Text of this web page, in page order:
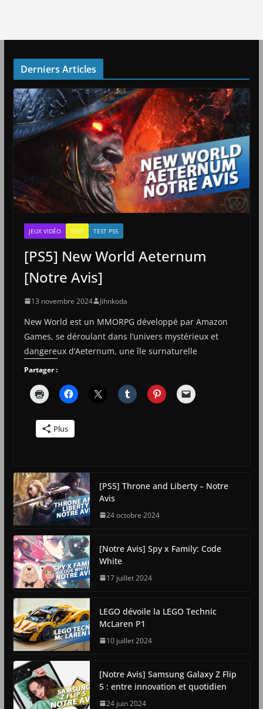
Derniers Articles
JEUX VIDÉO TEST TEST PS5
[PS5] New World Aeternum
[Notre Avis]
13 novembre 2024 Jihnkoda
New World est un MMORPG développé par Amazon
Games, se déroulant dans l’univers mystérieux et
dangereux d’Aeternum, une île surnaturelle
Partager :
Plus
[PS5] Throne and Liberty – Notre
Avis
24 octobre 2024
[Notre Avis] Spy x Family: Code
White
17 juillet 2024
LEGO dévoile la LEGO Technic
McLaren P1
10 juillet 2024
[Notre Avis] Samsung Galaxy Z Flip
5 : entre innovation et quotidien
24 juin 2024